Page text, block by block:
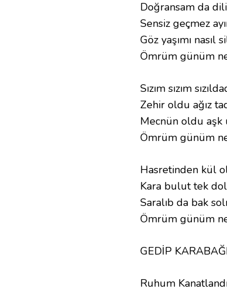
Doğransam da
Sensiz geçmez
Göz yaşımı nasıl
Ömrüm günüm
Sızım sızım
Zehir oldu ağız
Mecnün oldu aşk
Ömrüm günüm
Hasretinden kül
Kara bulut tek
Saralıb da bak
Ömrüm günüm
GEDİP
Ruhum